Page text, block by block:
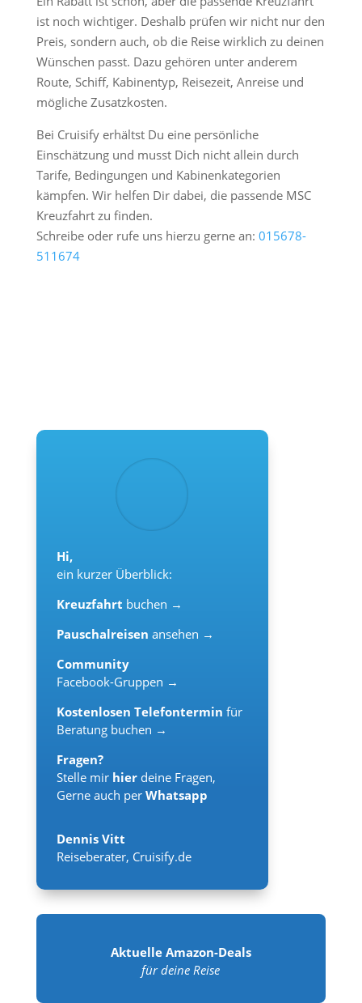
ist noch wichtiger. Deshalb prüfen wir nicht nur den
Preis, sondern auch, ob die Reise wirklich zu deinen
Wünschen passt. Dazu gehören unter anderem
Route, Schiff, Kabinentyp, Reisezeit, Anreise und
mögliche Zusatzkosten.
Bei Cruisify erhältst Du eine persönliche
Einschätzung und musst Dich nicht allein durch
Tarife, Bedingungen und Kabinenkategorien
kämpfen. Wir helfen Dir dabei, die passende MSC
Kreuzfahrt zu finden.
Schreibe oder rufe uns hierzu gerne an: 015678-
511674
Hi,
ein kurzer Überblick:
Kreuzfahrt buchen →
Pauschalreisen ansehen →
Community
Facebook-Gruppen →
Kostenlosen Telefontermin für
Beratung buchen →
Fragen?
Stelle mir hier deine Fragen,
Gerne auch per Whatsapp
Dennis Vitt
Reiseberater, Cruisify.de
Aktuelle Amazon-Deals
für deine Reise